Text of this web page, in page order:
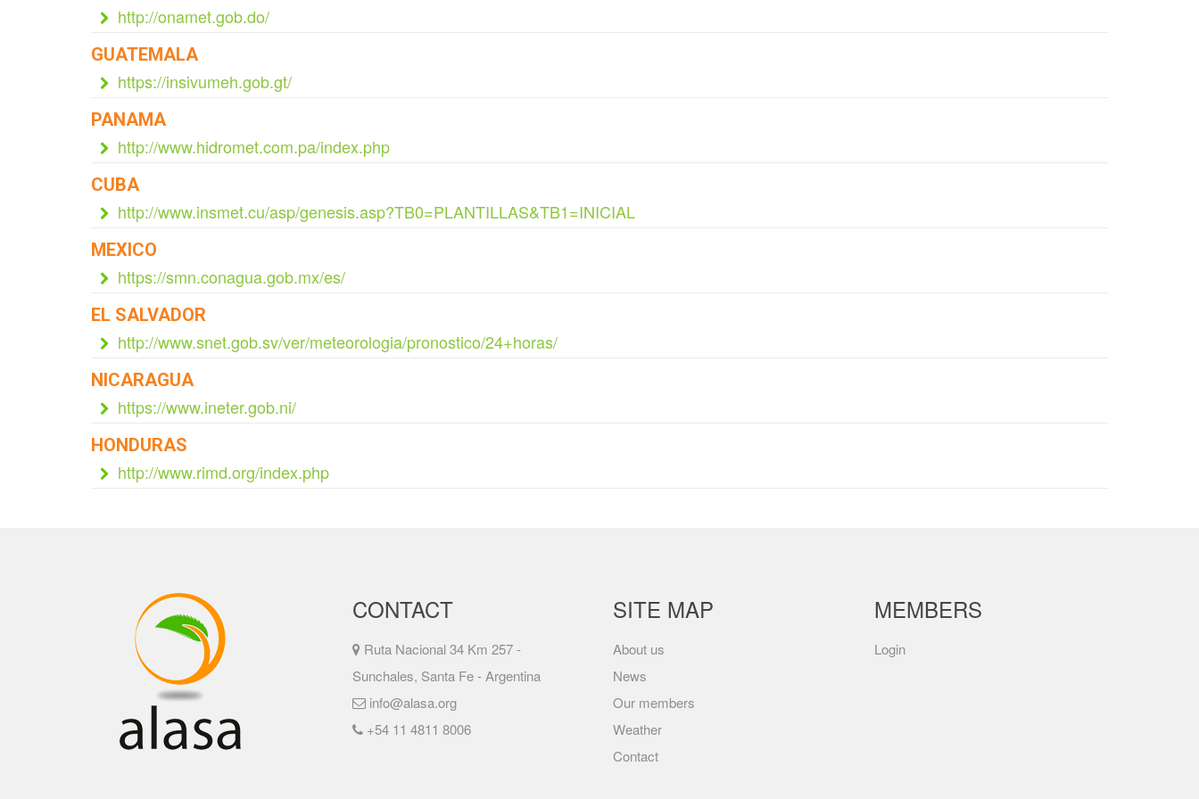
http://onamet.gob.do/
GUATEMALA
https://insivumeh.gob.gt/
PANAMA
http://www.hidromet.com.pa/index.php
CUBA
http://www.insmet.cu/asp/genesis.asp?TB0=PLANTILLAS&TB1=INICIAL
MEXICO
https://smn.conagua.gob.mx/es/
EL SALVADOR
http://www.snet.gob.sv/ver/meteorologia/pronostico/24+horas/
NICARAGUA
https://www.ineter.gob.ni/
HONDURAS
http://www.rimd.org/index.php
CONTACT
Ruta Nacional 34 Km 257 -
Sunchales, Santa Fe - Argentina
info@alasa.org
+54 11 4811 8006
SITE MAP
About us
News
Our members
Weather
Contact
MEMBERS
Login